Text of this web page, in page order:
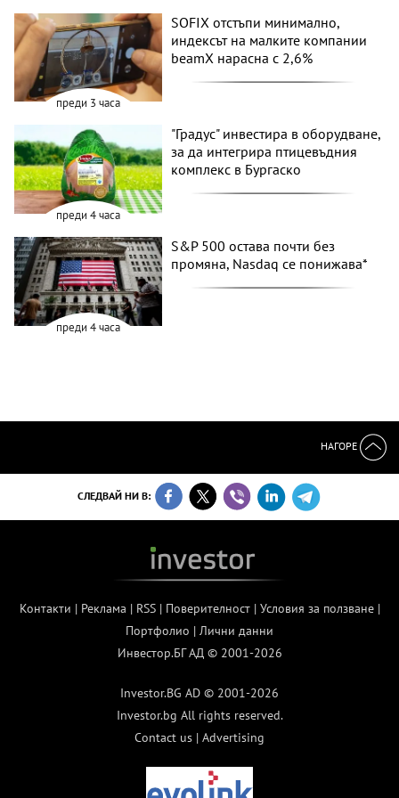
преди 3 часа
SOFIX отстъпи минимално,
индексът на малките компании
beamX нарасна с 2,6%
преди 4 часа
"Градус" инвестира в оборудване,
за да интегрира птицевъдния
комплекс в Бургаско
преди 4 часа
S&P 500 остава почти без
промяна, Nasdaq се понижава*
НАГОРЕ
СЛЕДВАЙ НИ В:
Контакти | Реклама | RSS| Поверителност| Условия за ползване|
Портфолио | Лични данни
Инвестор.БГ АД © 2001-2026
Investor.BG AD © 2001-2026
Investor.bg All rights reserved.
Contact us | Advertising